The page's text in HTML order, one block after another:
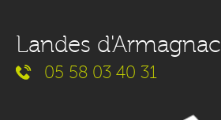
Landes d'Armagnac
05 58 03 40 31